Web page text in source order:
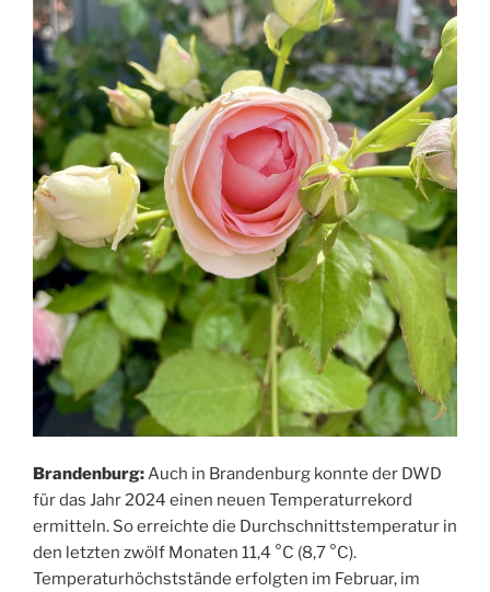
Brandenburg:Auch in Brandenburg konnte der DWD
für das Jahr 2024 einen neuen Temperaturrekord
ermitteln. So erreichte die Durchschnittstemperatur in
den letzten zwölf Monaten 11,4 °C (8,7 °C).
Temperaturhöchststände erfolgten im Februar, im